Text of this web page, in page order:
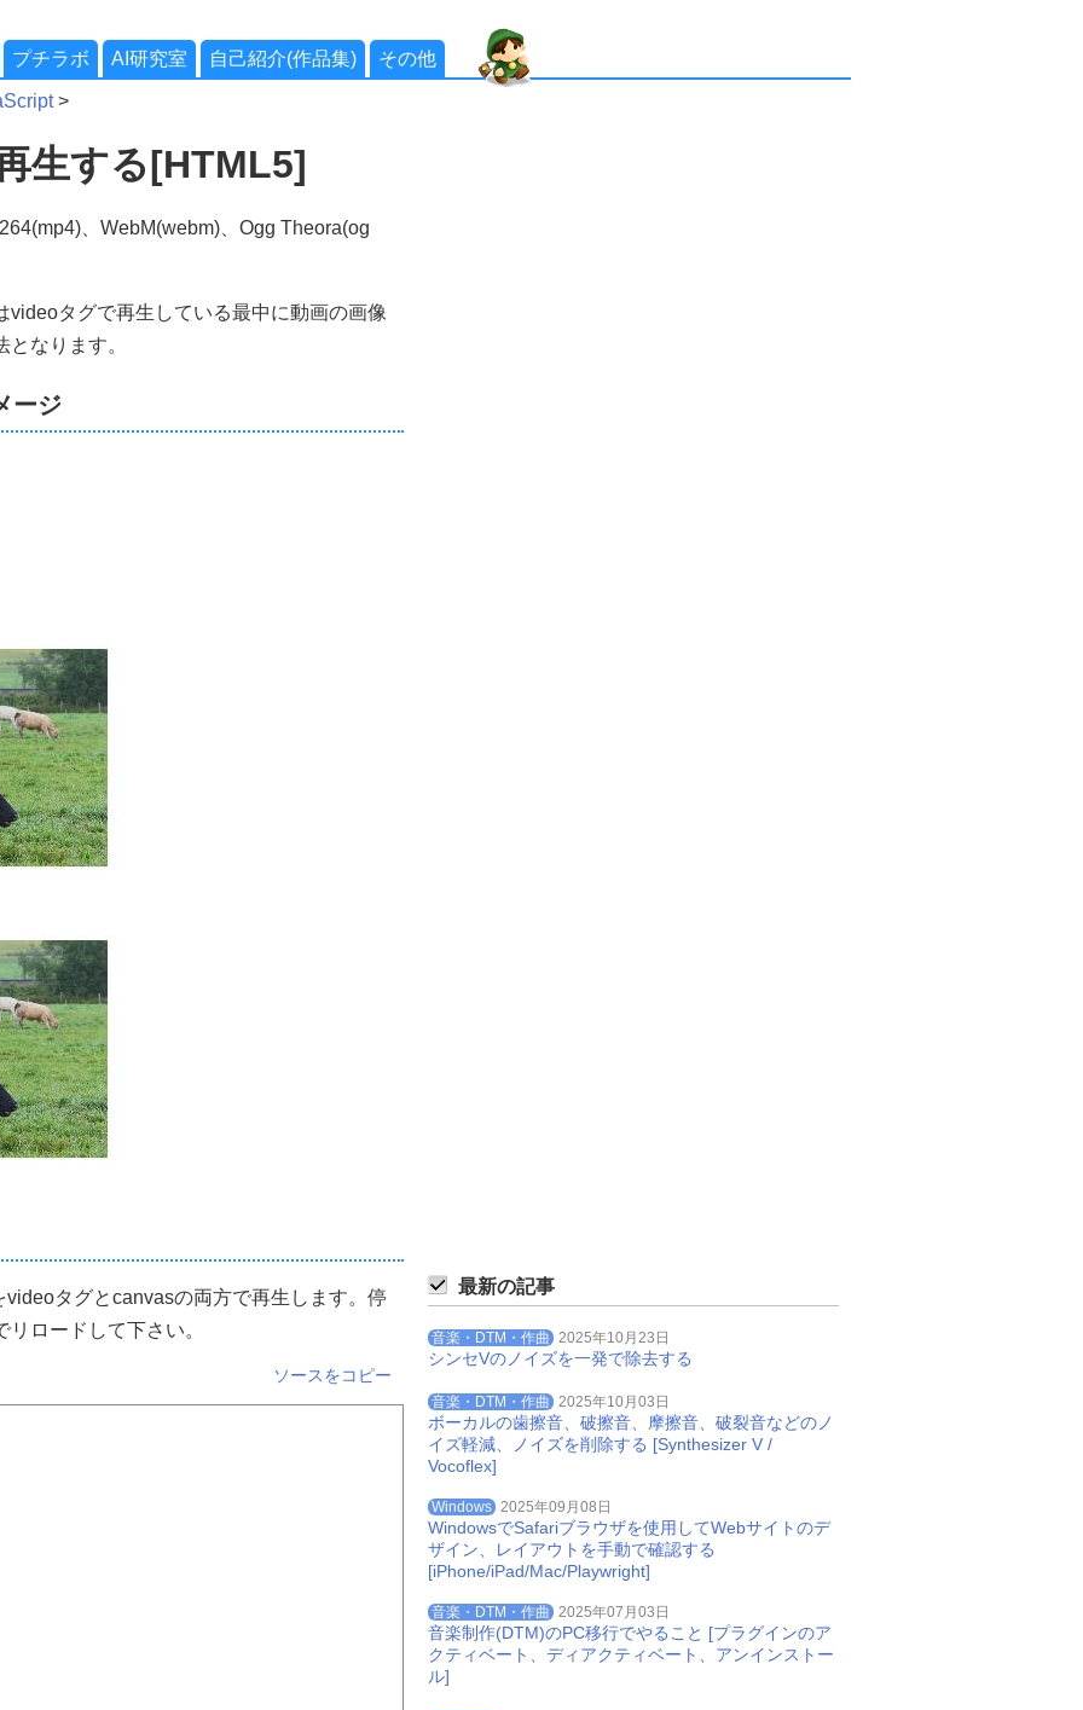
プチラボ AI研究室 自己紹介(作品集) その他
>
生する[HTML5]
、WebM(webm)、Ogg Theora(og
videoタグで再生している最中に動画の画像
なります。
ージ
タグとcanvasの両方で再生します。停
ロードして下さい。
ソースをコピー
最新の記事
音楽・DTM・作曲 2025年10月23日
シンセVのノイズを一発で除去する
音楽・DTM・作曲 2025年10月03日
ボーカルの歯擦音、破擦音、摩擦音、破裂音などのノ
イズ軽減、ノイズを削除する [Synthesizer V /
Vocoflex]
Windows 2025年09月08日
WindowsでSafariブラウザを使用してWebサイトのデ
ザイン、レイアウトを手動で確認する
[iPhone/iPad/Mac/Playwright]
音楽・DTM・作曲 2025年07月03日
音楽制作(DTM)のPC移行でやること [プラグインのア
クティベート、ディアクティベート、アンインストー
ル]